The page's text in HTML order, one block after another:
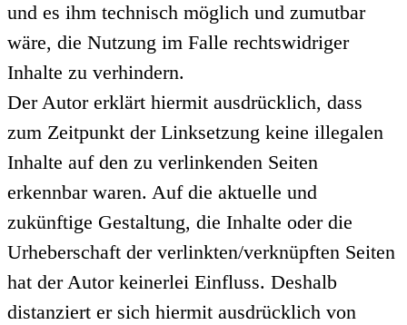
und es ihm technisch möglich und zumutbar
wäre, die Nutzung im Falle rechtswidriger
Inhalte zu verhindern.
Der Autor erklärt hiermit ausdrücklich, dass
zum Zeitpunkt der Linksetzung keine illegalen
Inhalte auf den zu verlinkenden Seiten
erkennbar waren. Auf die aktuelle und
zukünftige Gestaltung, die Inhalte oder die
Urheberschaft der verlinkten/verknüpften Seiten
hat der Autor keinerlei Einfluss. Deshalb
distanziert er sich hiermit ausdrücklich von